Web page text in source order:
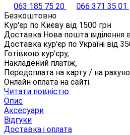
063 185 75 20
066 371 35 01
Безкоштовно
Кур'єр по Києву від 1500 грн
Доставка Нова пошта віділення
Доставка кур'єр по Україні від
Готівкою кур'єру,
Накладений платіж,
Передоплата на карту / на
Онлайн оплата на сайті.
Читати повністю
Опис
Аксесуари
Відгуки
Доставка і оплата